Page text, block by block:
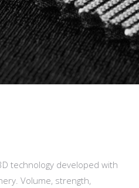
technology developed with
Volume, strength,